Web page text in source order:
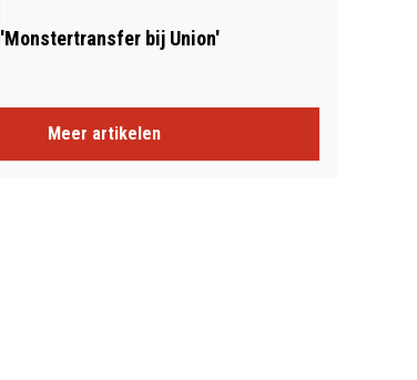
'Monstertransfer bij Union'
Meer artikelen